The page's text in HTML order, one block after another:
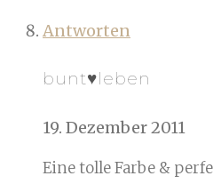
Antworten
bunt♥leben
19. Dezember 2011
Eine tolle Farbe &